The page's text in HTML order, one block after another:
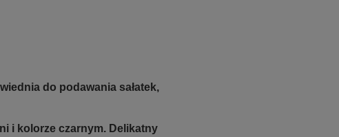
do podawania sałatek,
i kolorze czarnym. Delikatny